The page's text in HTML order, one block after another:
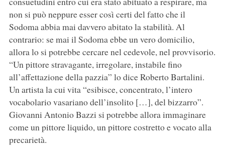
non si può neppure esser così certi del fatto che il
Sodoma abbia mai davvero abitato la stabilità. Al
contrario: se mai il Sodoma ebbe un vero domicilio,
allora lo si potrebbe cercare nel cedevole, nel provvisorio.
“Un pittore stravagante, irregolare, instabile fino
all’affettazione della pazzia” lo dice Roberto Bartalini.
Un artista la cui vita “esibisce, concentrato, l’intero
vocabolario vasariano dell’insolito […], del bizzarro”.
Giovanni Antonio Bazzi si potrebbe allora immaginare
come un pittore liquido, un pittore costretto e vocato alla
precarietà.